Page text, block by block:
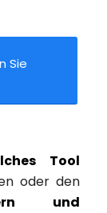
Sie
Tool
oder den
und